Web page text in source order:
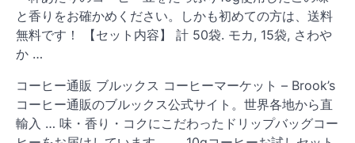
と香りをお確かめください。しかも初めての方は、送料
無料です！ 【セット内容】 計 50袋. モカ, 15袋, さわや
か …
コーヒー通販 ブルックス コーヒーマーケット – Brook’s
コーヒー通販のブルックス公式サイト。世界各地から直
輸入 … 味・香り・コクにこだわったドリップバッグコー